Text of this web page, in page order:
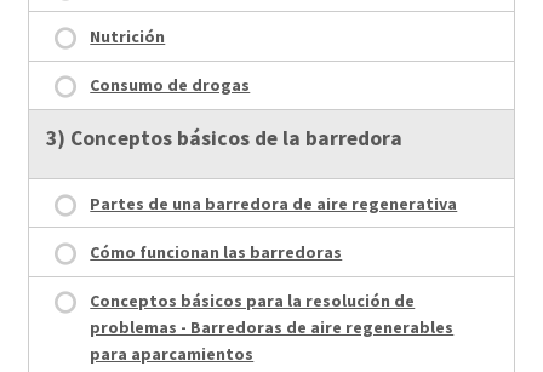
Nutrición
Consumo de drogas
3) Conceptos básicos de la barredora
Partes de una barredora de aire regenerativa
Cómo funcionan las barredoras
Conceptos básicos para la resolución de
problemas - Barredoras de aire regenerables
para aparcamientos